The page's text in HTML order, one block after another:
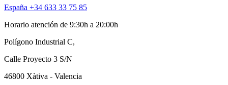
España +34 633 33 75 85
Horario atención de 9:30h a 20:00h
Polígono Industrial C,
Calle Proyecto 3 S/N
46800 Xàtiva - Valencia